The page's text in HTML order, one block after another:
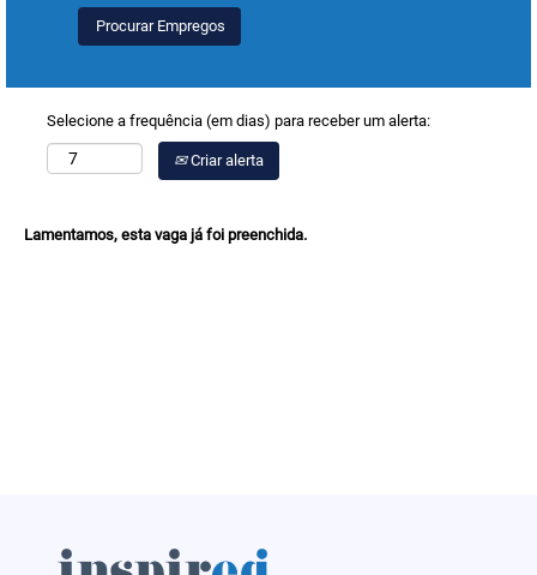
Selecione a frequência (em dias) para receber um alerta:
Criar alerta
Lamentamos, esta vaga já foi preenchida.